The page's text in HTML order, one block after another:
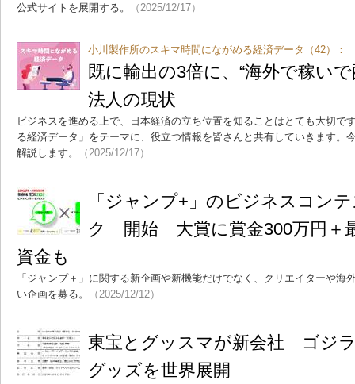
公式サイトを展開する。
（2025/12/17）
小川製作所のスキマ時間にながめる経済データ（42）：
既に輸出の3倍に、“海外で稼い
法人の現状
ビジネスを進める上で、日本経済の立ち位置を知ることはとても大切で
る経済データ」をテーマに、役立つ情報を皆さんと共有していきます。
解説します。
（2025/12/17）
「ジャンプ+」のビジネスコン
ク」開始 大賞に賞金300万円＋
資金も
「ジャンプ＋」に関する新企画や新機能だけでなく、クリエイターや海
い企画を募る。
（2025/12/12）
東宝とグッスマが新会社 ゴジ
グッズを世界展開